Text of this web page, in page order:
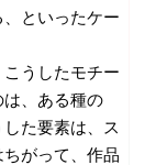
といったケー
うしたモチー
、ある種の
た要素は、ス
がって、作品